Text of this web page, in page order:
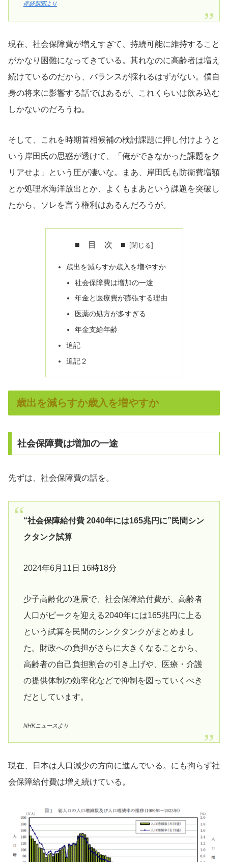
産経新聞より
現在、社会保障費が増えすぎて、持続可能に維持すること
がかなり困難になってきている。其れなのに高齢者は増え
続けているのだから、バランスが採れるはずがない。僕自
身の将来に影響する話ではあるが、これくらいは飲み込む
しかないのだろうね。
そして、これを時期首相候補の検討課題に押し付けようと
いう岸田氏の思惑が透けて、「俺ができなかった課題をク
リアせよ」という圧が凄いな。まあ、岸田氏も防衛費増額
とか処理水海洋放出とか、よくもまあという課題を突破し
たから、ソレを言う権利はあるんだろうが。
■ 目 次 ■
歳出を減らすか歳入を増やすか
社会保障費は増加の一途
年金と医療費が膨張する理由
医薬の処方が多すぎる
年金支給年齢
追記
追記２
歳出を減らすか歳入を増やすか
社会保障費は増加の一途
先ずは、社会保障費の話を。
“社会保障給付費 2040年には165兆円に”民間シン
クタンク試算
2024年6月11日 16時18分
少子高齢化の進展で、社会保障給付費が、高齢者
人口がピークを迎える2040年には165兆円に上る
という試算を民間のシンクタンクがまとめまし
た。財政への負担がさらに大きくなることから、
高齢者の自己負担割合の引き上げや、医療・介護
の提供体制の効率化などで抑制を図っていくべき
だとしています。
NHKニュースより
現在、日本は人口減少の方向に進んでいる。にも拘らず社
会保障給付費は増え続けている。